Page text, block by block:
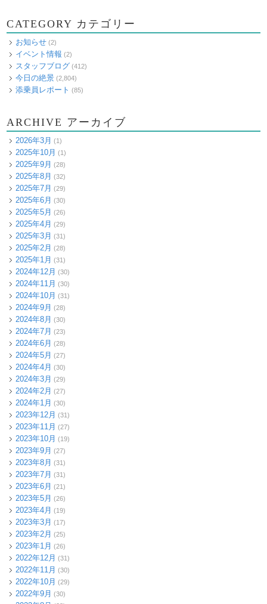
CATEGORY カテゴリー
お知らせ (2)
イベント情報 (2)
スタッフブログ (412)
今日の絶景 (2,804)
添乗員レポート (85)
ARCHIVE アーカイブ
2026年3月 (1)
2025年10月 (1)
2025年9月 (28)
2025年8月 (32)
2025年7月 (29)
2025年6月 (30)
2025年5月 (26)
2025年4月 (29)
2025年3月 (31)
2025年2月 (28)
2025年1月 (31)
2024年12月 (30)
2024年11月 (30)
2024年10月 (31)
2024年9月 (28)
2024年8月 (30)
2024年7月 (23)
2024年6月 (28)
2024年5月 (27)
2024年4月 (30)
2024年3月 (29)
2024年2月 (27)
2024年1月 (30)
2023年12月 (31)
2023年11月 (27)
2023年10月 (19)
2023年9月 (27)
2023年8月 (31)
2023年7月 (31)
2023年6月 (21)
2023年5月 (26)
2023年4月 (19)
2023年3月 (17)
2023年2月 (25)
2023年1月 (26)
2022年12月 (31)
2022年11月 (30)
2022年10月 (29)
2022年9月 (30)